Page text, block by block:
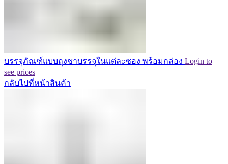
บรรจุภัณฑ์แบบถุงชาบรรจุในแต่ละซอง พร้อมกล่อง Login to
see prices
กลับไปที่หน้าสินค้า